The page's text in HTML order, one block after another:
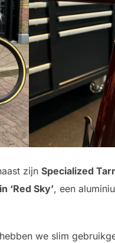
zijn Specialized
‘Red Sky’, een
we slim